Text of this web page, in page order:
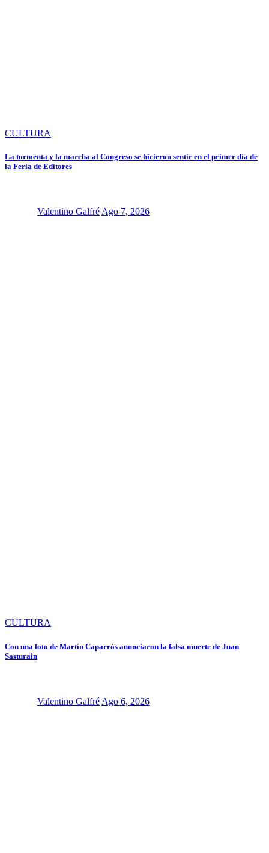
CULTURA
La tormenta y la marcha al Congreso se hicieron sentir en el primer día de
la Feria de Editores
Valentino GalfréAgo 7, 2026
CULTURA
Con una foto de Martín Caparrós anunciaron la falsa muerte de Juan
Sasturain
Valentino Galfré Ago 6, 2026